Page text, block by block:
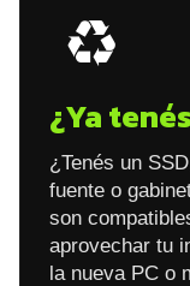
♻️
¿Ya
¿Tenés un
fuente o
son
aprovechar tu
la nueva PC o